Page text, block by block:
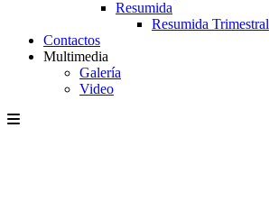
Resumida
Resumida Trimestral
Contactos
Multimedia
Galería
Video